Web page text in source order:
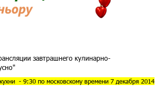
завтрашнего кулинарно-
- 9:30 по московскому времени 7 декабря 2014